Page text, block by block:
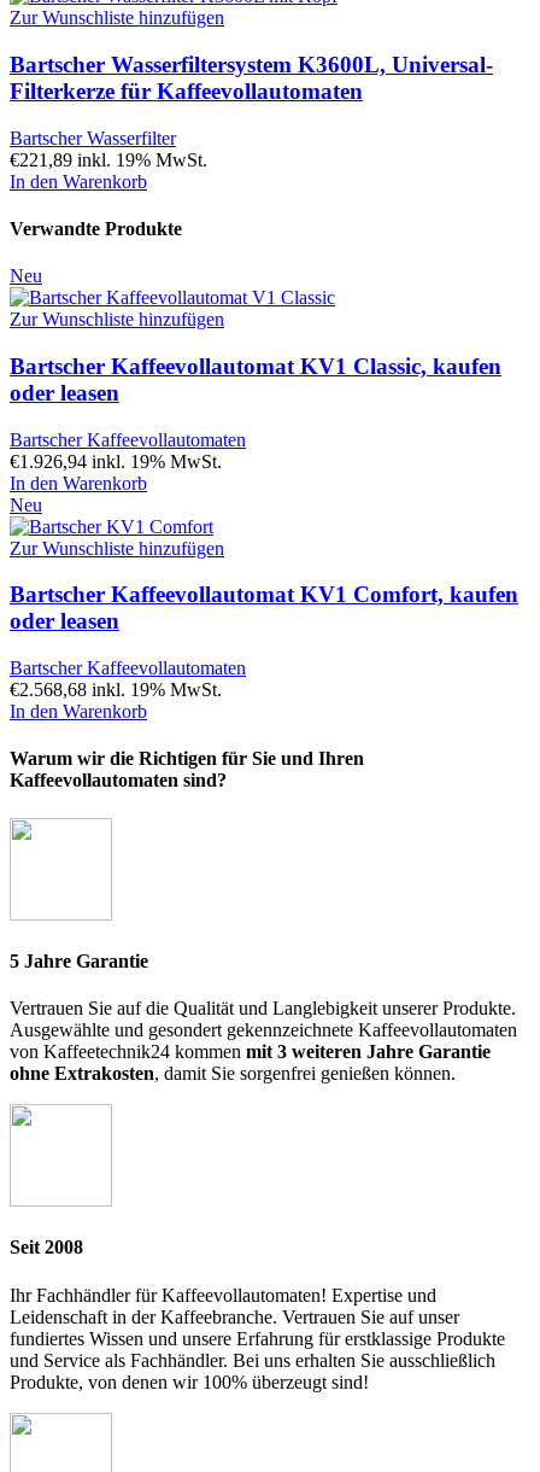
Zur Wunschliste hinzufügen
Bartscher Wasserfiltersystem K3600L, Universal-
Filterkerze für Kaffeevollautomaten
Bartscher Wasserfilter
€221,89 inkl. 19% MwSt.
In den Warenkorb
Verwandte Produkte
Neu
Zur Wunschliste hinzufügen
Bartscher Kaffeevollautomat KV1 Classic, kaufen
oder leasen
Bartscher Kaffeevollautomaten
€1.926,94 inkl. 19% MwSt.
In den Warenkorb
Neu
Zur Wunschliste hinzufügen
Bartscher Kaffeevollautomat KV1 Comfort, kaufen
oder leasen
Bartscher Kaffeevollautomaten
€2.568,68 inkl. 19% MwSt.
In den Warenkorb
Warum wir die Richtigen für Sie und Ihren
Kaffeevollautomaten sind?
5 Jahre Garantie
Vertrauen Sie auf die Qualität und Langlebigkeit unserer Produkte.
Ausgewählte und gesondert gekennzeichnete Kaffeevollautomaten
von Kaffeetechnik24 kommen mit 3 weiteren Jahre Garantie
ohne Extrakosten, damit Sie sorgenfrei genießen können.
Seit 2008
Ihr Fachhändler für Kaffeevollautomaten! Expertise und
Leidenschaft in der Kaffeebranche. Vertrauen Sie auf unser
fundiertes Wissen und unsere Erfahrung für erstklassige Produkte
und Service als Fachhändler. Bei uns erhalten Sie ausschließlich
Produkte, von denen wir 100% überzeugt sind!